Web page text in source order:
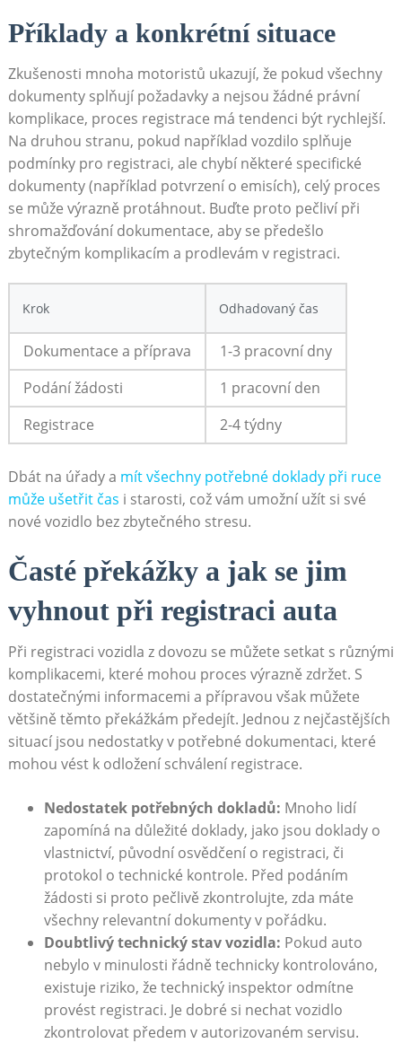
Příklady a konkrétní situace
Zkušenosti mnoha motoristů ukazují, že pokud všechny
dokumenty splňují požadavky a nejsou žádné právní
komplikace, proces registrace má tendenci být rychlejší.
Na druhou stranu, pokud například vozdilo splňuje
podmínky pro registraci, ale chybí některé specifické
dokumenty (například potvrzení o emisích), celý proces
se může výrazně protáhnout. Buďte proto pečliví při
shromažďování dokumentace, aby se předešlo
zbytečným komplikacím a prodlevám v registraci.
Krok Odhadovaný čas
Dokumentace a příprava
1-3 pracovní dny
Podání žádosti
1 pracovní den
Registrace
2-4 týdny
Dbát na úřady a mít všechny potřebné doklady při ruce
může ušetřit čas i starosti, což vám umožní užít si své
nové vozidlo bez zbytečného stresu.
Časté překážky a jak se jim
vyhnout při registraci auta
Při registraci vozidla z dovozu se můžete setkat s různými
komplikacemi, které mohou proces výrazně zdržet. S
dostatečnými informacemi a přípravou však můžete
většině těmto překážkám předejít. Jednou z nejčastějších
situací jsou nedostatky v potřebné dokumentaci, které
mohou vést k odložení schválení registrace.
Nedostatek potřebných dokladů: Mnoho lidí
zapomíná na důležité doklady, jako jsou doklady o
vlastnictví, původní osvědčení o registraci, či
protokol o technické kontrole. Před podáním
žádosti si proto pečlivě zkontrolujte, zda máte
všechny relevantní dokumenty v pořádku.
Doubtlivý technický stav vozidla: Pokud auto
nebylo v minulosti řádně technicky kontrolováno,
existuje riziko, že technický inspektor odmítne
provést registraci. Je dobré si nechat vozidlo
zkontrolovat předem v autorizovaném servisu.